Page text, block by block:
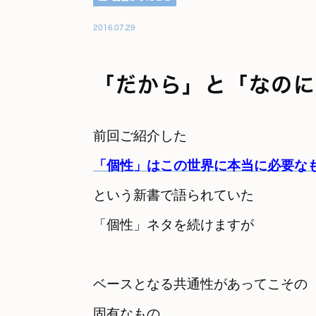
2016.07.29
「だから」と「なのに
前回ご紹介した
「個性」はこの世界に本当に必要な
という新書で語られていた
「個性」ネタを続けますが
ベースとなる共通性があってこその